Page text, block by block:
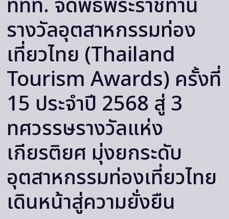
ททท. จัดพิธีพระราชทาน
รางวัลอุตสาหกรรมท่อง
เที่ยวไทย (Thailand
Tourism Awards) ครั้งที่
15 ประจำปี 2568 สู่ 3
ทศวรรษรางวัลแห่ง
เกียรติยศ มุ่งยกระดับ
อุตสาหกรรมท่องเที่ยวไทย
เดินหน้าสู่ความยั่งยืน